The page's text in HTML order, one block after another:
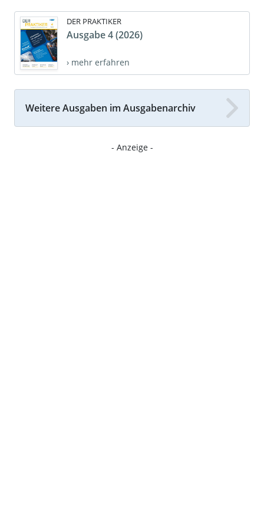
DER PRAKTIKER
Ausgabe 4 (2026)
› mehr erfahren
Weitere Ausgaben im Ausgabenarchiv
- Anzeige -